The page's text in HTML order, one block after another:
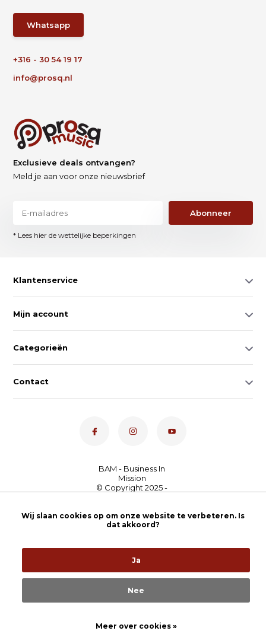
Whatsapp
+316 - 30 54 19 17
info@prosq.nl
Exclusieve deals ontvangen?
Meld je aan voor onze nieuwsbrief
Abonneer
* Lees hier de wettelijke beperkingen
Klantenservice
Mijn account
Categorieën
Contact
Nederland4,7- bekijk
onze 100+ reviews
Wij slaan cookies op om onze website te verbeteren. Is
dat akkoord?
Ja
Nee
Meer over cookies »